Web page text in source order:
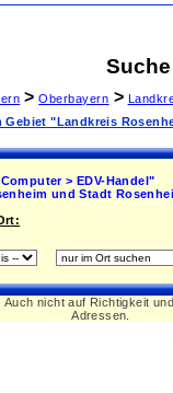
> Oberbayern >
"Landkreis
> EDV-Handel"
und Stadt
nicht auf Richtigkeit
Adressen.